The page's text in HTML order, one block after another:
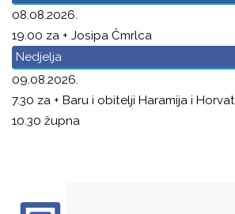
08.08.2026.
19.00 za + Josipa Čmrlca
Nedjelja
09.08.2026.
7.30 za + Baru i obitelji Haramija i Horvat
10.30 župna